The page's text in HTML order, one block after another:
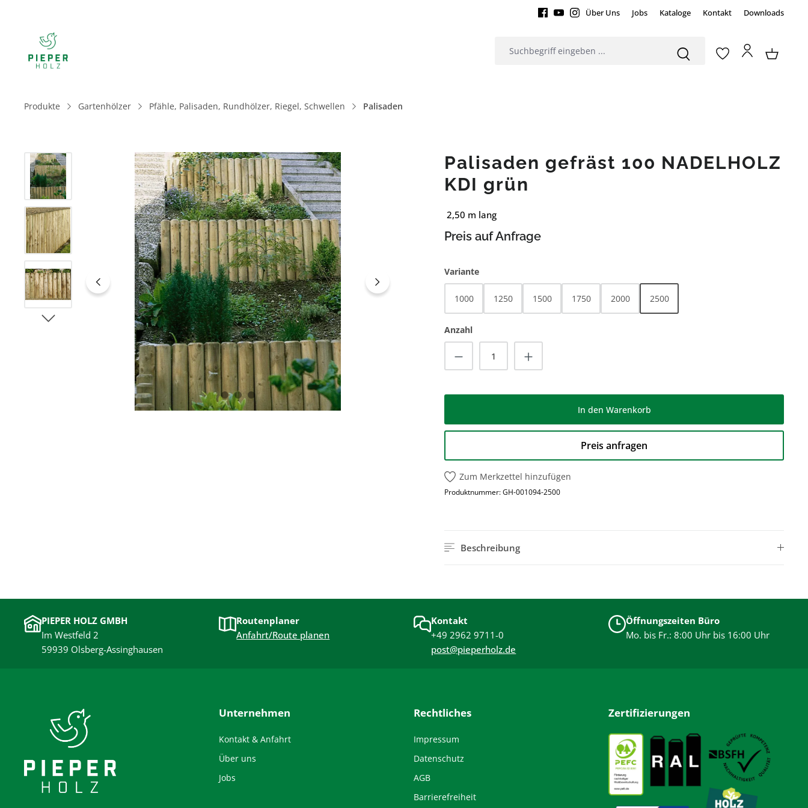
Über Uns Jobs Kataloge Kontakt Downloads
Produkte Gartenhölzer Pfähle, Palisaden, Rundhölzer, Riegel, Schwellen Palisaden
Bildergalerie überspringen
Palisaden gefräst 100 NADELHOLZ
KDI grün
2,50 m lang
Preis auf Anfrage
Varianteauswählen
1000 1250 1500 1750 2000 2500
Anzahl
Produkt Anzahl: Gib den gewünschten Wert ein
In den Warenkorb
Preis anfragen
Zum Merkzettel hinzufügen
Produktnummer:GH-001094-2500
Beschreibung
PIEPER HOLZ GMBH
Im Westfeld 2
59939 Olsberg-Assinghausen
Routenplaner
Anfahrt/Route planen
Kontakt
+49 2962 9711-0
post@pieperholz.de
Öffnungszeiten Büro
Mo. bis Fr.: 8:00 Uhr bis 16:00 Uhr
Unternehmen
Kontakt & Anfahrt
Über uns
Jobs
Rechtliches
Impressum
Datenschutz
AGB
Barrierefreiheit
Zertifizierungen